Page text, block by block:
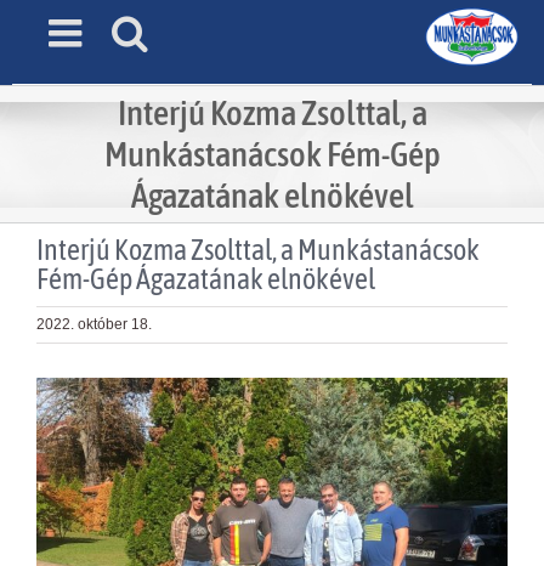
Interjú Kozma Zsolttal, a
Munkástanácsok Fém-Gép
Ágazatának elnökével
Interjú Kozma Zsolttal, a Munkástanácsok
Fém-Gép Ágazatának elnökével
2022. október 18.
View
Larger
Image